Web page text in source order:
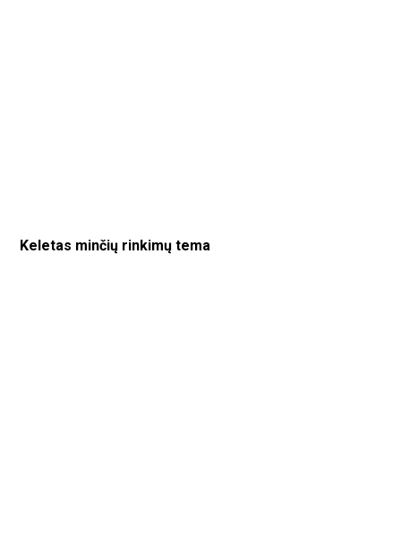
Keletas minčių rinkimų tema